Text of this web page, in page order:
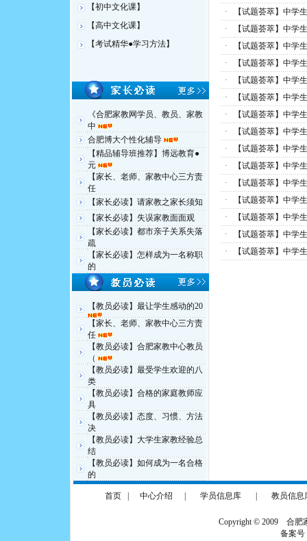
【初中文化课】
【高中文化课】
【考试精华●学习方法】
《合肥家教网学员、教员、家教
中
合肥博大个性化辅导
【精品辅导班推荐】博远教育●
元
【家长、老师、家教中心三方责
任
【家长必读】请家教之家长须知
【家长必读】失误家教面面观
【家长必读】都市亲子关系失落
疏
【家长必读】怎样成为一名称职
的
【教员必读】最让学生感动的20
【家长、老师、家教中心三方责
任
【教员必读】合肥家教中心教员
（
【教员必读】最受学生欢迎的八
类
【教员必读】合格的家庭教师应
具
【教员必读】态度、习惯、方法
决
【教员必读】大学生家教经验总
结
【教员必读】如何成为一名合格
的
·
【试题荟萃】中学
·
【试题荟萃】中学
·
【试题荟萃】中学
·
【试题荟萃】中学
·
【试题荟萃】中学
·
【试题荟萃】中学
·
【试题荟萃】中学
·
【试题荟萃】中学
·
【试题荟萃】中学
·
【试题荟萃】中学
·
【试题荟萃】中学
·
【试题荟萃】中学
·
【试题荟萃】中学
·
【试题荟萃】中学
·
【试题荟萃】中学
首页 中心介绍 学员信息库 教员信息
Copyright © 2009 合肥
备案号